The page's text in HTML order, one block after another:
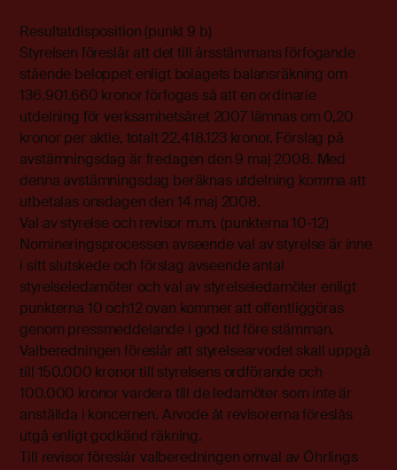
Resultatdisposition (punkt 9 b)
Styrelsen föreslår att det till årsstämmans förfogande
stående beloppet enligt bolagets balansräkning om
136.901.660 kronor förfogas så att en ordinarie
utdelning för verksamhetsåret 2007 lämnas om 0,20
kronor per aktie, totalt 22.418.123 kronor. Förslag på
avstämningsdag är fredagen den 9 maj 2008. Med
denna avstämningsdag beräknas utdelning komma att
utbetalas onsdagen den 14 maj 2008.
Val av styrelse och revisor m.m. (punkterna 10-12)
Nomineringsprocessen avseende val av styrelse är inne
i sitt slutskede och förslag avseende antal
styrelseledamöter och val av styrelseledamöter enligt
punkterna 10 och12 ovan kommer att offentliggöras
genom pressmeddelande i god tid före stämman.
Valberedningen föreslår att styrelsearvodet skall uppgå
till 150.000 kronor till styrelsens ordförande och
100.000 kronor vardera till de ledamöter som inte är
anställda i koncernen. Arvode åt revisorerna föreslås
utgå enligt godkänd räkning.
Till revisor föreslår valberedningen omval av Öhrlings